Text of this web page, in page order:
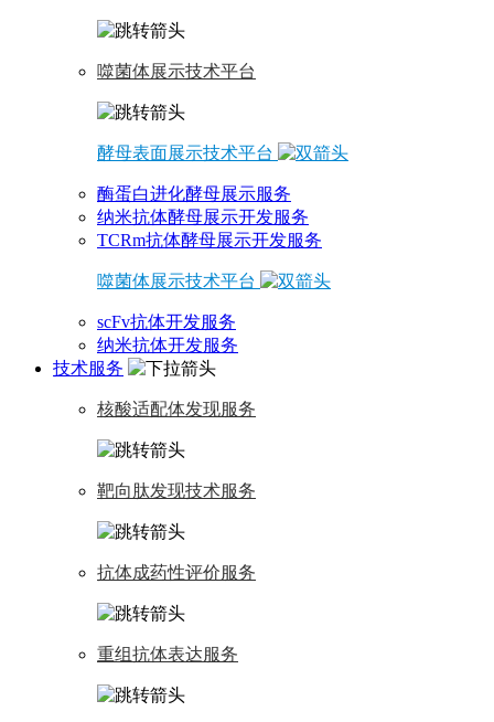
噬菌体展示技术平台
酵母表面展示技术平台
酶蛋白进化酵母展示服务
纳米抗体酵母展示开发服务
TCRm抗体酵母展示开发服务
噬菌体展示技术平台
scFv抗体开发服务
纳米抗体开发服务
技术服务
核酸适配体发现服务
靶向肽发现技术服务
抗体成药性评价服务
重组抗体表达服务